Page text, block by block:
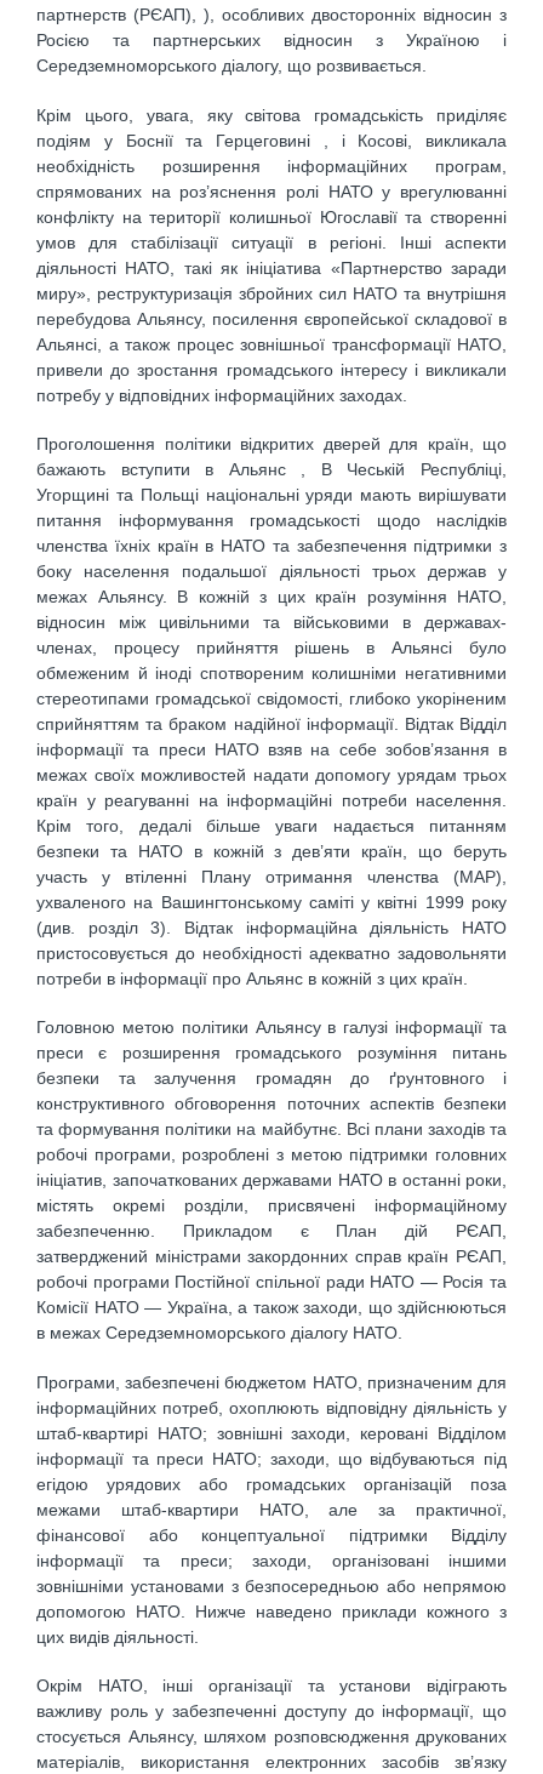
партнерств (РЄАП), ), особливих двосторонніх відносин з
Росією та партнерських відносин з Україною і
Середземноморського діалогу, що розвивається.
Крім цього, увага, яку світова громадськість приділяє
подіям у Боснії та Герцеговині , і Косові, викликала
необхідність розширення інформаційних програм,
спрямованих на роз’яснення ролі НАТО у врегулюванні
конфлікту на території колишньої Югославії та створенні
умов для стабілізації ситуації в регіоні. Інші аспекти
діяльності НАТО, такі як ініціатива «Партнерство заради
миру», реструктуризація збройних сил НАТО та внутрішня
перебудова Альянсу, посилення європейської складової в
Альянсі, а також процес зовнішньої трансформації НАТО,
привели до зростання громадського інтересу і викликали
потребу у відповідних інформаційних заходах.
Проголошення політики відкритих дверей для країн, що
бажають вступити в Альянс , В Чеській Республіці,
Угорщині та Польщі національні уряди мають вирішувати
питання інформування громадськості щодо наслідків
членства їхніх країн в НАТО та забезпечення підтримки з
боку населення подальшої діяльності трьох держав у
межах Альянсу. В кожній з цих країн розуміння НАТО,
відносин між цивільними та військовими в державах-
членах, процесу прийняття рішень в Альянсі було
обмеженим й іноді спотвореним колишніми негативними
стереотипами громадської свідомості, глибоко укоріненим
сприйняттям та браком надійної інформації. Відтак Відділ
інформації та преси НАТО взяв на себе зобов’язання в
межах своїх можливостей надати допомогу урядам трьох
країн у реагуванні на інформаційні потреби населення.
Крім того, дедалі більше уваги надається питанням
безпеки та НАТО в кожній з дев’яти країн, що беруть
участь у втіленні Плану отримання членства (MAP),
ухваленого на Вашингтонському саміті у квітні 1999 року
(див. розділ 3). Відтак інформаційна діяльність НАТО
пристосовується до необхідності адекватно задовольняти
потреби в інформації про Альянс в кожній з цих країн.
Головною метою політики Альянсу в галузі інформації та
преси є розширення громадського розуміння питань
безпеки та залучення громадян до ґрунтовного і
конструктивного обговорення поточних аспектів безпеки
та формування політики на майбутнє. Всі плани заходів та
робочі програми, розроблені з метою підтримки головних
ініціатив, започаткованих державами НАТО в останні роки,
містять окремі розділи, присвячені інформаційному
забезпеченню. Прикладом є План дій РЄАП,
затверджений міністрами закордонних справ країн РЄАП,
робочі програми Постійної спільної ради НАТО — Росія та
Комісії НАТО — Україна, а також заходи, що здійснюються
в межах Середземноморського діалогу НАТО.
Програми, забезпечені бюджетом НАТО, призначеним для
інформаційних потреб, охоплюють відповідну діяльність у
штаб-квартирі НАТО; зовнішні заходи, керовані Відділом
інформації та преси НАТО; заходи, що відбуваються під
егідою урядових або громадських організацій поза
межами штаб-квартири НАТО, але за практичної,
фінансової або концептуальної підтримки Відділу
інформації та преси; заходи, організовані іншими
зовнішніми установами з безпосередньою або непрямою
допомогою НАТО. Нижче наведено приклади кожного з
цих видів діяльності.
Окрім НАТО, інші організації та установи відіграють
важливу роль у забезпеченні доступу до інформації, що
стосується Альянсу, шляхом розповсюдження друкованих
матеріалів, використання електронних засобів зв’язку